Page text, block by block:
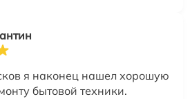
я наконец нашел хорошую
бытовой техники.